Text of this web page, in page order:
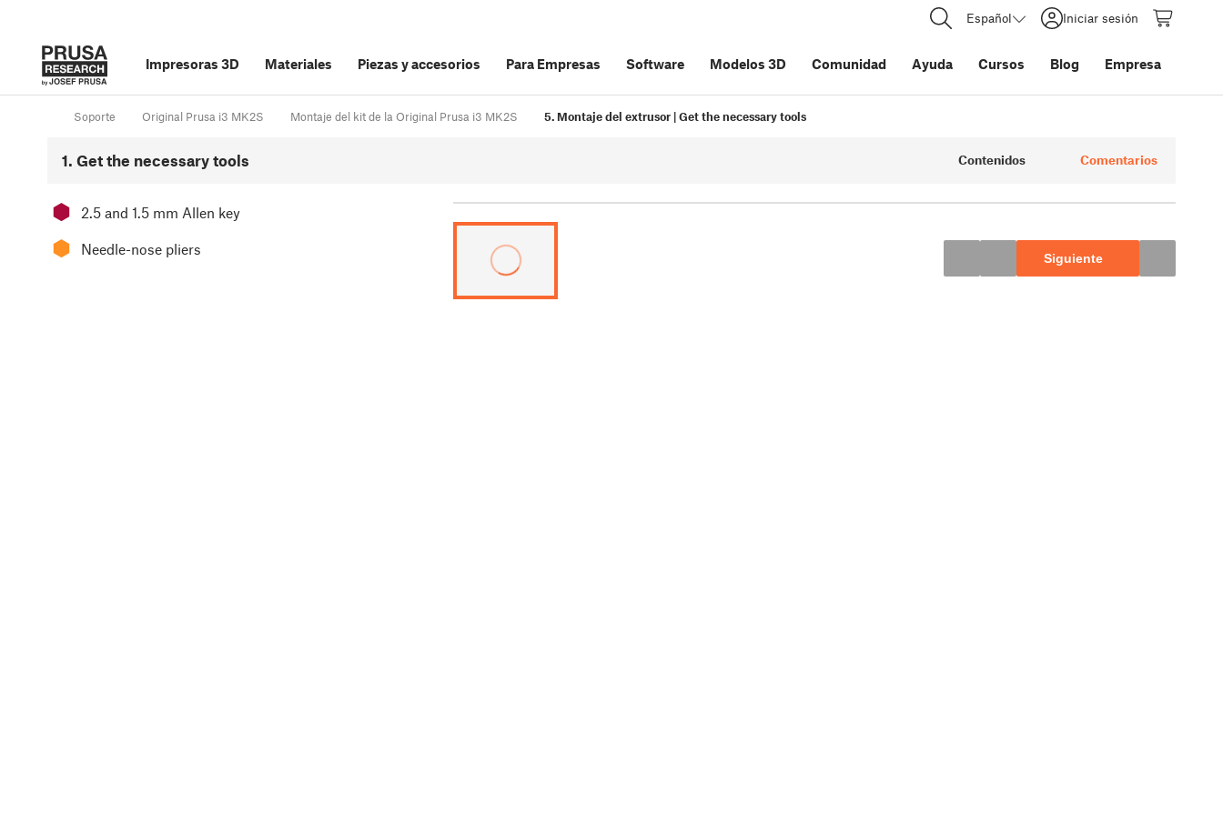
Español Iniciar sesión
Impresoras 3D Materiales Piezas y accesorios Para Empresas Software Modelos 3D Comunidad Ayuda Cursos Blog Empresa
Soporte Original Prusa i3 MK2S Montaje del kit de la Original Prusa i3 MK2S 5. Montaje del extrusor | Get the necessary tools
1. Get the necessary tools Contenidos Comentarios
⬢ 2.5 and 1.5 mm Allen key
⬢ Needle-nose pliers
Siguiente